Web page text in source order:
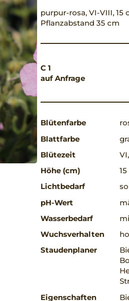
purpur-rosa, VI-VIII,
Pflanzabstand 35 cm
C 1
auf Anfrage
Blütenfarbe
Blattfarbe
Blütezeit
Höhe (cm)
15
Lichtbedarf
pH-Wert
Wasserbedarf
Wuchsverhalten
Staudenplaner
Eigenschaften